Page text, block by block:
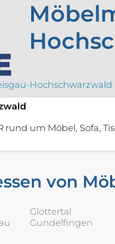
Hochschwarzwald
um Möbel, Sofa,
von
Glottertal
Gundelfingen